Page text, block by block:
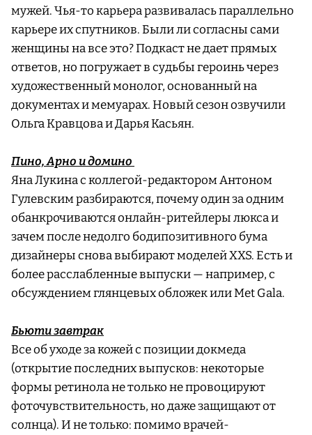
мужей. Чья-то карьера развивалась параллельно
карьере их спутников. Были ли согласны сами
женщины на все это? Подкаст не дает прямых
ответов, но погружает в судьбы героинь через
художественный монолог, основанный на
документах и мемуарах. Новый сезон озвучили
Ольга Кравцова и Дарья Касьян.
Пино, Арно и домино
Яна Лукина с коллегой-редактором Антоном
Гулевским разбираются, почему один за одним
обанкрочиваются онлайн-ритейлеры люкса и
зачем после недолго бодипозитивного бума
дизайнеры снова выбирают моделей XXS. Есть и
более расслабленные выпуски — например, с
обсуждением глянцевых обложек или Met Gala.
Бьюти завтрак
Все об уходе за кожей с позиции докмеда
(открытие последних выпусков: некоторые
формы ретинола не только не провоцируют
фоточувствительность, но даже защищают от
солнца). И не только: помимо врачей-